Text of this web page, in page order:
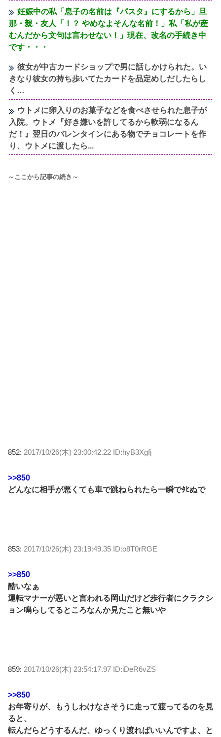
妊娠中の私「息子の名前は『パスタ』にするから」旦
那・親・友人「！？ やめなよそんな名前！」私「私が産
むんだから文句は言わせない！」現在、改名の手続き中
です・・・
彼女が中古カードショップで男に話しかけられた。い
きなり彼女の持ち歩いてたカードを品定めしだしたらし
く…
ウトメに卵入りのお菓子などを食べさせられた息子が
入院。ウトメ『好き嫌いを許してるから軟弱になるん
だ！』翌日のバレンタインにある物でチョコレートを作
り、ウトメに渡したら...
～ここから記事の続き～
852: 2017/10/26(木) 23:00:42.22 ID:hyB3Xgfj
>>850
どんなに相手が悪くても車で跳ねられたら一瞬でﾀﾋぬで
853: 2017/10/26(木) 23:19:49.35 ID:o8T0rRGE
>>850
酷いなぁ
運転マナーが悪いと言われる岡山だけど歩行者にクラクシ
ョン鳴らしてるところなんか見たこと無いや
859: 2017/10/26(木) 23:54:17.97 ID:iDeR6vZS
>>850
お年寄りが、もうしわけなさそうに走って渡ってるのを見
ると、
転んだらどうするんだ、ゆっくり渡ればいいんですよ、と